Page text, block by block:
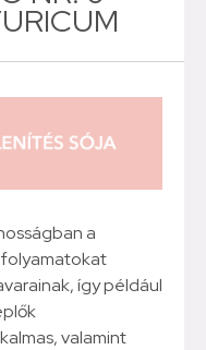
a
folyamatokat
így például
valamint